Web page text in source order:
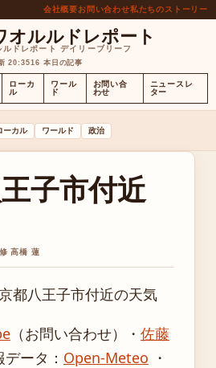
会社概要お問い合わせ私たちのストーリー
オルルドレポート
ルドレポート デイリーブリーフ
20:3516 本日の記事
ローカ
ル
ワール
ド
お問い合
わせ
ニュースレ
ター
ーカル ワールド 政治
子市付近
高橋 蓮
都八王子市付近の天気
（お問い合わせ） ・ 佐藤
ータ： Open-Meteo ・